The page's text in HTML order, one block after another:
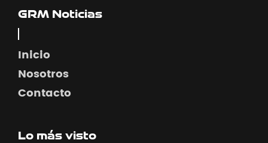
GRM Noticias
Inicio
Nosotros
Contacto
Lo más visto